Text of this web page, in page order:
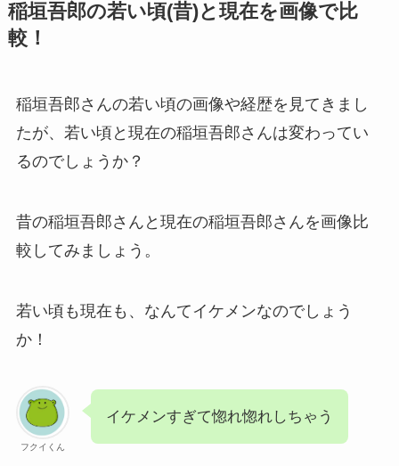
稲垣吾郎の若い頃(昔)と現在を画像で比
較！
稲垣吾郎さんの若い頃の画像や経歴を見てきまし
たが、若い頃と現在の稲垣吾郎さんは変わってい
るのでしょうか？
昔の稲垣吾郎さんと現在の稲垣吾郎さんを画像比
較してみましょう。
若い頃も現在も、なんてイケメンなのでしょう
か！
フクイくん
イケメンすぎて惚れ惚れしちゃう